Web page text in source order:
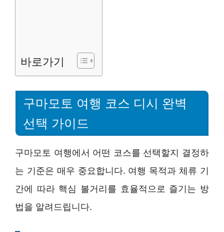
바로가기
구마모토 여행 코스 디시 완벽
선택 가이드
구마모토 여행에서 어떤 코스를 선택할지 결정하
는 기준은 매우 중요합니다. 여행 목적과 체류 기
간에 따라 핵심 볼거리를 효율적으로 즐기는 방
법을 알려드립니다.